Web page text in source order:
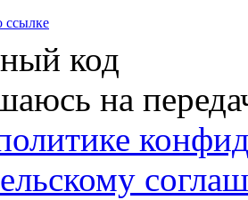
ссылке
код
на